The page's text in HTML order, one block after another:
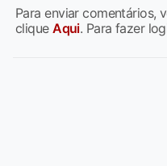
Para enviar comentários,
cliqueAqui. Para fazer